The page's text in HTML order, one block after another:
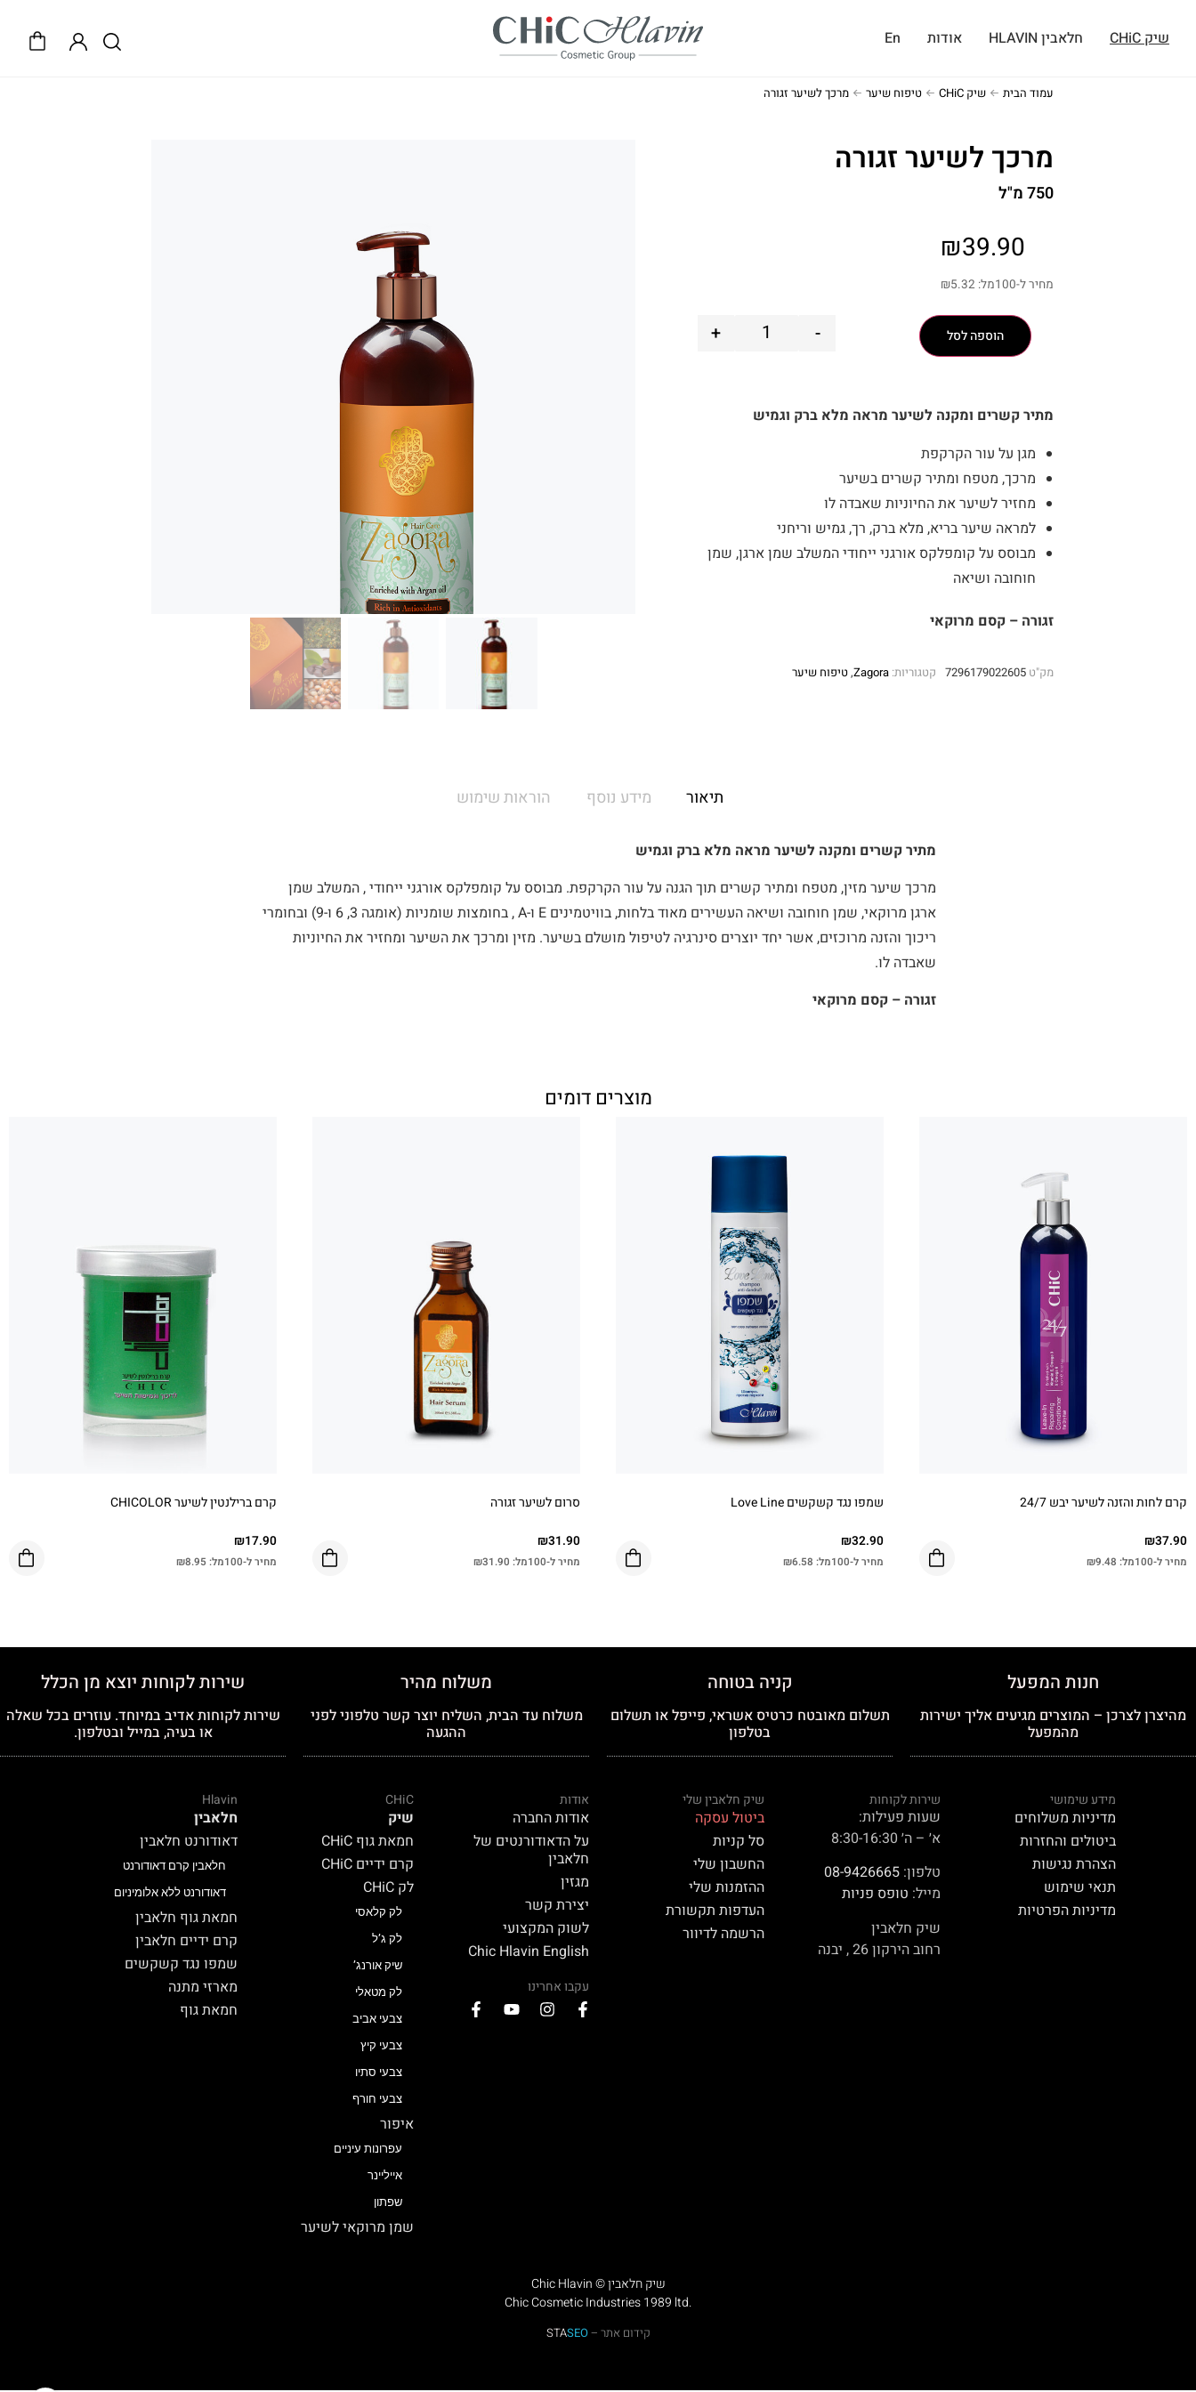
שיק CHiC חלאבין HLAVIN אודות En
עמוד הבית שיק CHiC טיפוח שיער מרכך לשיער זגורה
מרכך לשיער זגורה
750 מ"ל
₪39.90
מחיר ל-100מל: ₪5.32
-
+ הוספה לסל
מתיר קשרים ומקנה לשיער מראה מלא ברק וגמיש
מגן על עור הקרקפת
מרכך, מטפח ומתיר קשרים בשיער
מחזיר לשיער את החיוניות שאבדה לו
למראה שיער בריא, מלא ברק, רך, גמיש וריחני
מבוסס על קומפלקס אורגני ייחודי המשלב שמן ארגן, שמן
חוחובה ושיאה
זגורה – קסם מרוקאי
מק"ט 7296179022605 קטגוריות: Zagora
,טיפוח שיער
תיאור מידע נוסף הוראות שימוש
מתיר קשרים ומקנה לשיער מראה מלא ברק וגמיש
מרכך שיער מזין, מטפח ומתיר קשרים תוך הגנה על עור הקרקפת. מבוסס על קומפלקס אורגני ייחודי , המשלב שמן
ארגן מרוקאי, שמן חוחובה ושיאה העשירים מאוד בלחות, בוויטמינים E ו-A , בחומצות שומניות (אומגה 3, 6 ו-9) ובחומרי
ריכוך והזנה מרוכזים, אשר יחד יוצרים סינרגיה לטיפול מושלם בשיער. מזין ומרכך את השיער ומחזיר את החיוניות
שאבדה לו.
זגורה – קסם מרוקאי
מוצרים דומים
קרם לחות והזנה לשיער יבש 24/7
₪37.90
מחיר ל-100מל: ₪9.48
שמפו נגד קשקשים Love Line
₪32.90
מחיר ל-100מל: ₪6.58
סרום לשיער זגורה
₪31.90
מחיר ל-100מל: ₪31.90
קרם ברילנטין לשיער CHICOLOR
₪17.90
מחיר ל-100מל: ₪8.95
חנות המפעל
מהיצרן לצרכן – המוצרים מגיעים אליך ישירות
מהמפעל
קניה בטוחה
תשלום מאובטח כרטיס אשראי, פייפל או תשלום
בטלפון
משלוח מהיר
משלוח עד הבית, השליח יוצר קשר טלפוני לפני
ההגעה
שירות לקוחות יוצא מן הכלל
שירות לקוחות אדיב במיוחד. עוזרים בכל שאלה
או בעיה, במייל ובטלפון.
מידע שימושי
מדיניות משלוחים
ביטולים והחזרות
הצהרת נגישות
תנאי שימוש
מדיניות הפרטיות
שירות לקוחות
שעות פעילות:
א׳ – ה׳ 8:30-16:30
טלפון:08-9426665
מייל: טופס פניות
שיק חלאבין
רחוב הירקון 26 , יבנה
שיק חלאבין שלי
ביטול עסקה
סל קניות
החשבון שלי
ההזמנות שלי
העדפות תקשורת
הרשמה לדיוור
אודות
אודות החברה
על הדאודורנטים של
חלאבין
מגזין
יצירת קשר
לשוק המקצועי
Chic Hlavin English
עקבו אחרינו
CHiC
שיק
חמאת גוף CHiC
קרם ידיים CHiC
לק CHiC
לק קלאסי
לק ג’ל
שיק אורנג’
לק מטאלי
צבעי אביב
צבעי קיץ
צבעי סתיו
צבעי חורף
איפור
עפרונות עיניים
אייליינר
שפתון
שמן מרוקאי לשיער
Hlavin
חלאבין
דאודורנט חלאבין
חלאבין קרם דאודורנט
דאודורנט ללא אלומיניום
חמאת גוף חלאבין
קרם ידיים חלאבין
שמפו נגד קשקשים
מארזי מתנה
חמאת גוף
Chic Hlavin © שיק חלאבין
Chic Cosmetic Industries 1989 ltd.
קידום אתר – STASEO